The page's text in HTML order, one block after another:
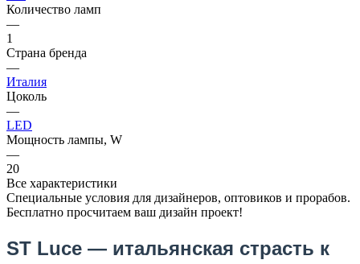
Количество ламп
—
1
Страна бренда
—
Италия
Цоколь
—
LED
Мощность лампы, W
—
20
Все характеристики
Специальные условия для дизайнеров, оптовиков и прорабов.
Бесплатно просчитаем ваш дизайн проект!
ST Luce — итальянская страсть к